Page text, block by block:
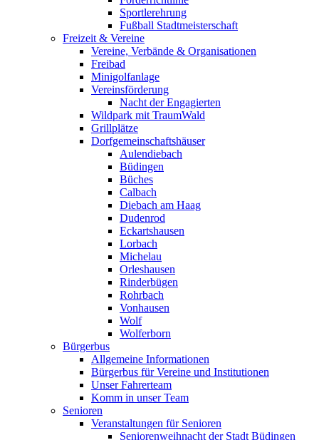
Sportlerehrung
Fußball Stadtmeisterschaft
Freizeit & Vereine
Vereine, Verbände & Organisationen
Freibad
Minigolfanlage
Vereinsförderung
Nacht der Engagierten
Wildpark mit TraumWald
Grillplätze
Dorfgemeinschaftshäuser
Aulendiebach
Büdingen
Büches
Calbach
Diebach am Haag
Dudenrod
Eckartshausen
Lorbach
Michelau
Orleshausen
Rinderbügen
Rohrbach
Vonhausen
Wolf
Wolferborn
Bürgerbus
Allgemeine Informationen
Bürgerbus für Vereine und Institutionen
Unser Fahrerteam
Komm in unser Team
Senioren
Veranstaltungen für Senioren
Seniorenweihnacht der Stadt Büdingen